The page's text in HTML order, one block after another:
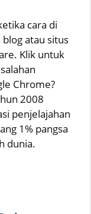
cara di
atau situs
Klik untuk
Chrome?
2008
penjelajahan
1% pangsa
dunia.